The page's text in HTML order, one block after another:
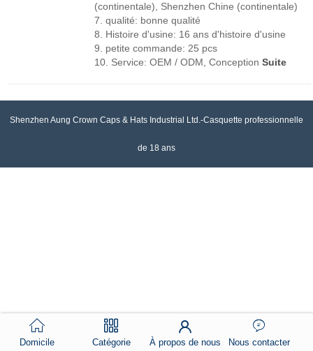
(continentale), Shenzhen Chine (continentale)
7. qualité: bonne qualité
8. Histoire d'usine: 16 ans d'histoire d'usine
9. petite commande: 25 pcs
10. Service: OEM / ODM, Conception Suite
Shenzhen Aung Crown Caps & Hats Industrial Ltd.-Casquette professionnelle
de 18 ans
Domicile Catégorie À propos de nous Nous contacter